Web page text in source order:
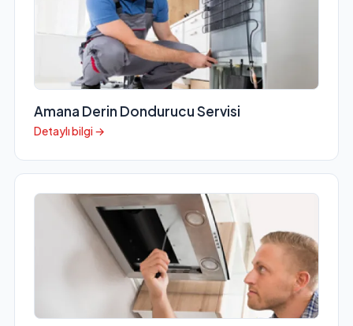
Amana Derin Dondurucu Servisi
Detaylı bilgi →